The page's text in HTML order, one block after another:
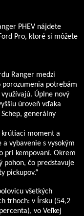
PHEV nájdete
Pro, ktoré si môžete
Ranger medzi
porozumenia potrebám
Úplne nový
úroveň vďaka
generálny
krútiaci moment a
vybavenie s vysokým
pri kempovaní. Okrem
pohon, čo predstavuje
pickupov.“
všetkých
trhoch: v Írsku (54,2
vo Veľkej